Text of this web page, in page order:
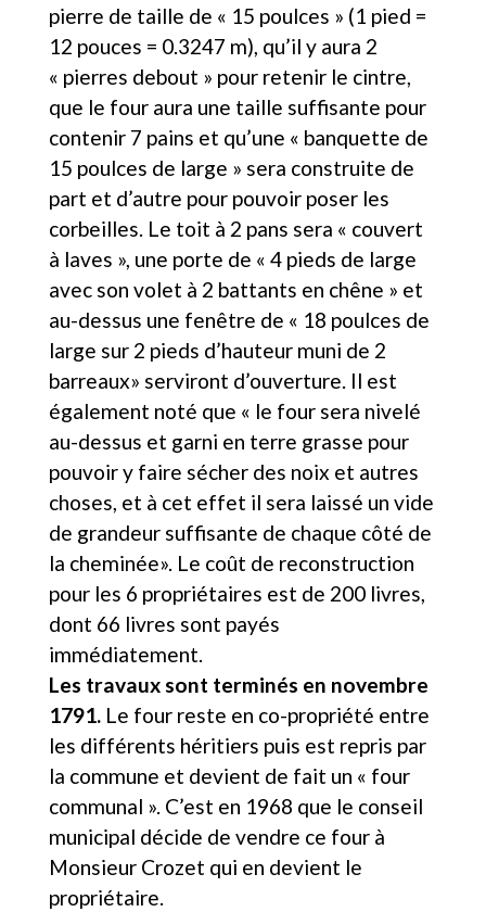
pierre de taille de « 15 poulces » (1 pied =
12 pouces = 0.3247 m), qu’il y aura 2
« pierres debout » pour retenir le cintre,
que le four aura une taille suffisante pour
contenir 7 pains et qu’une « banquette de
15 poulces de large » sera construite de
part et d’autre pour pouvoir poser les
corbeilles. Le toit à 2 pans sera « couvert
à laves », une porte de « 4 pieds de large
avec son volet à 2 battants en chêne » et
au-dessus une fenêtre de « 18 poulces de
large sur 2 pieds d’hauteur muni de 2
barreaux» serviront d’ouverture. Il est
également noté que « le four sera nivelé
au-dessus et garni en terre grasse pour
pouvoir y faire sécher des noix et autres
choses, et à cet effet il sera laissé un vide
de grandeur suffisante de chaque côté de
la cheminée». Le coût de reconstruction
pour les 6 propriétaires est de 200 livres,
dont 66 livres sont payés
immédiatement.
Les travaux sont terminés en novembre
1791. Le four reste en co-propriété entre
les différents héritiers puis est repris par
la commune et devient de fait un « four
communal ». C’est en 1968 que le conseil
municipal décide de vendre ce four à
Monsieur Crozet qui en devient le
propriétaire.